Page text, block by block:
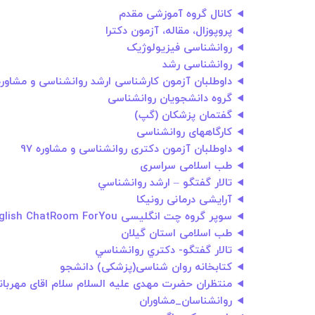
کانال گروه آموزشی مقدم
پروپوزال، مقاله، آزمون دکترا
روانشناسی فیزیولوژیک
روانشناسی رشد
داوطلبان آزمون کارشناسی ارشد روانشناسی و مشاوره
گروه دانشجویان روانشناسی
گفتمان پزشکان (گپ)
کارگاههای روانشناسی
داوطلبان آزمون دکتری روانشناسی و مشاوره 97
طب اسلامی سراسری
تالار گفتگو – ارشد روانشناسي
آرایشی درمانی رونیکا
سوپر گروه چت انگلیسی English ChatRoom ForYou
طب اسلامی استان گیلان
تالار گفتگو- دكتري روانشناسي
کتابخانه روان شناسی(پزشکی) دانشجو
منتظران حضرت مهدی علیه السلام سلام اقای
روانشناسان_مشاوران